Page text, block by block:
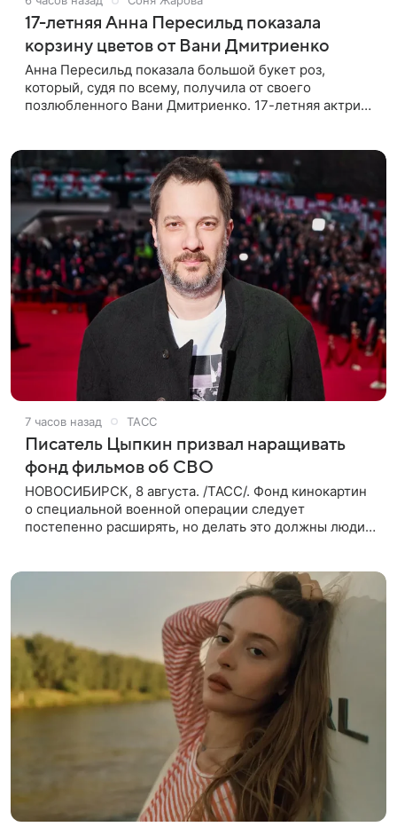
17-летняя Анна Пересильд показала
корзину цветов от Вани Дмитриенко
Анна Пересильд показала большой букет роз,
который, судя по всему, получилa от своего
позлюбленного Вани Дмитриенко. 17-летняя актриса
7 часов назад ТАСС
Писатель Цыпкин призвал наращивать
фонд фильмов об СВО
НОВОСИБИРСК, 8 августа. /ТАСС/. Фонд кинокартин
о специальной военной операции следует
постепенно расширять, но делать это должны люди,